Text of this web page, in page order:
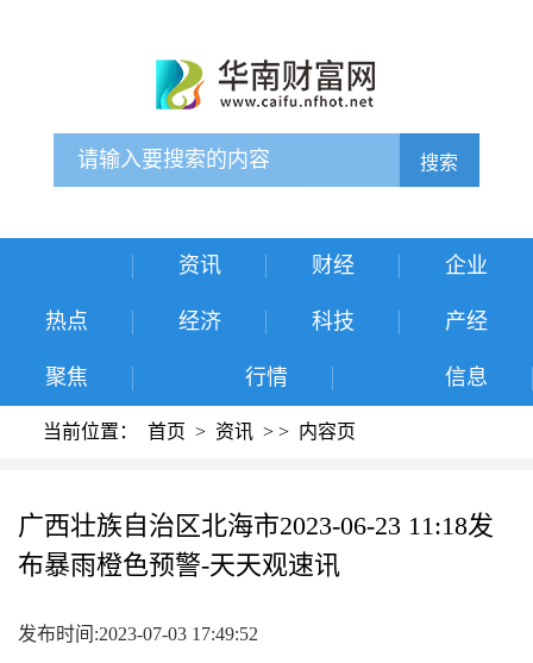
搜索
资讯 财经 企业
热点 经济 科技 产经
聚焦 行情 信息
当前位置： 首页 > 资讯 > > 内容页
广西壮族自治区北海市2023-06-23 11:18发
布暴雨橙色预警-天天观速讯
发布时间:2023-07-03 17:49:52